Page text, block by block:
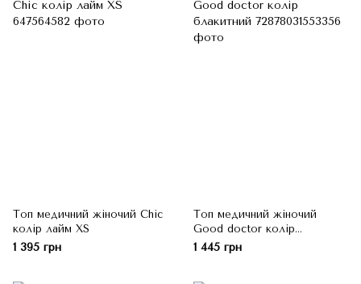
Топ медичний жіночий Chic
колір лайм XS
1 395 грн
Топ медичний жіночий
Good doctor колір
блакитний
1 445 грн